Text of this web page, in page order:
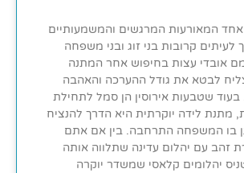
אחד המאורעות המרגשים והמשמעותיים
לעיתים קרובות בני זוג ובני משפחה
אובדי עצות בחיפוש אחר המתנה
לבטא את גודל ההערכה והאהבה
בעוד שטבעות אירוסין הן סמל לתחילת
מתנת לידה יוקרתית היא הדרך להנציח
בו המשפחה התרחבה. בין אם אתם
עם יהלום עדינה שתלווה אותה
יהלומים קלאסי שמשדר יוקרה